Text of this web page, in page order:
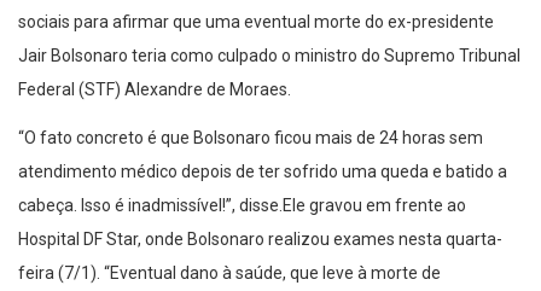
sociais para afirmar que uma eventual morte do ex-presidente
Jair Bolsonaro teria como culpado o ministro do Supremo Tribunal
Federal (STF) Alexandre de Moraes.
“O fato concreto é que Bolsonaro ficou mais de 24 horas sem
atendimento médico depois de ter sofrido uma queda e batido a
cabeça. Isso é inadmissível!”, disse.Ele gravou em frente ao
Hospital DF Star, onde Bolsonaro realizou exames nesta quarta-
feira (7/1). “Eventual dano à saúde, que leve à morte de